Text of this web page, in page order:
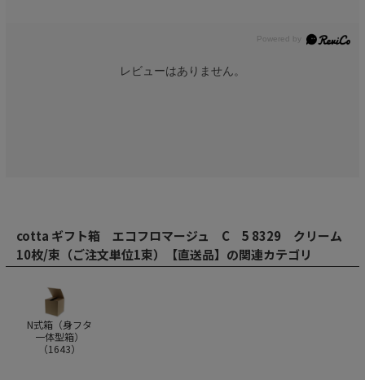
レビューはありません。
cotta ギフト箱 エコフロマージュ C 5 8329 クリーム
10枚/束（ご注文単位1束）【直送品】の関連カテゴリ
N式箱（身フタ
一体型箱）
（1643）